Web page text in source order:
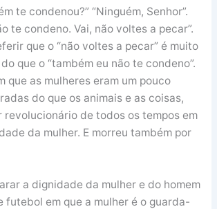
te condenou?” “Ninguém, Senhor”.
te condeno. Vai, não voltes a pecar”.
que o “não voltes a pecar” é muito
que o “também eu não te condeno”.
que as mulheres eram um pouco
do que os animais e as coisas,
revolucionário de todos os tempos em
da mulher. E morreu também por
a dignidade da mulher e do homem
futebol em que a mulher é o guarda-